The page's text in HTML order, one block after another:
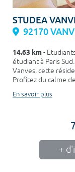
STUDEA
92170
14.63 km-
étudiant à Paris
Vanves, cette
Profitez du calme
En savoir plus
+